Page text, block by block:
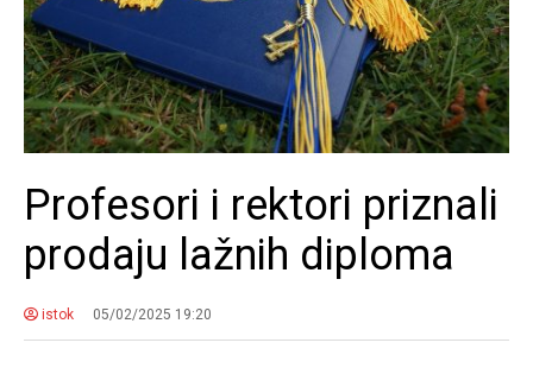
Profesori i rektori priznali
prodaju lažnih diploma
istok 05/02/2025 19:20